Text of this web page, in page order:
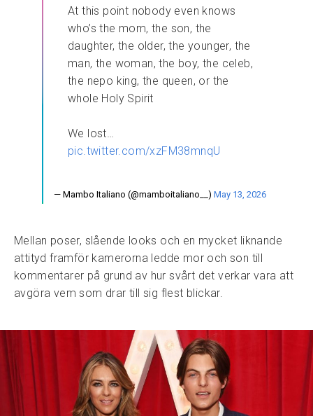
At this point nobody even knows
who’s the mom, the son, the
daughter, the older, the younger, the
man, the woman, the boy, the celeb,
the nepo king, the queen, or the
whole Holy Spirit
We lost…
pic.twitter.com/xzFM38mnqU
— Mambo Italiano (@mamboitaliano__) May 13, 2026
Mellan poser, slående looks och en mycket liknande
attityd framför kamerorna ledde mor och son till
kommentarer på grund av hur svårt det verkar vara att
avgöra vem som drar till sig flest blickar.